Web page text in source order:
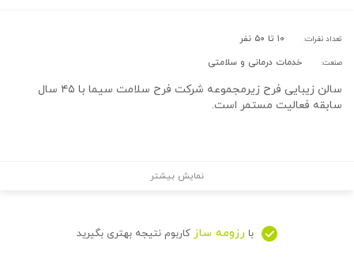
تعداد نفرات: ۱۰ تا ۵۰ نفر
صنعت: خدمات درمانی و سلامتی
سالن زیبایی فرح زیرمجموعه شرکت فرح سلامت سیما با ۴۵ سال
سابقه فعالیت مستمر است.
نمایش بیشتر
با رزومه ساز کاربوم نتیجه بهتری بگیرید